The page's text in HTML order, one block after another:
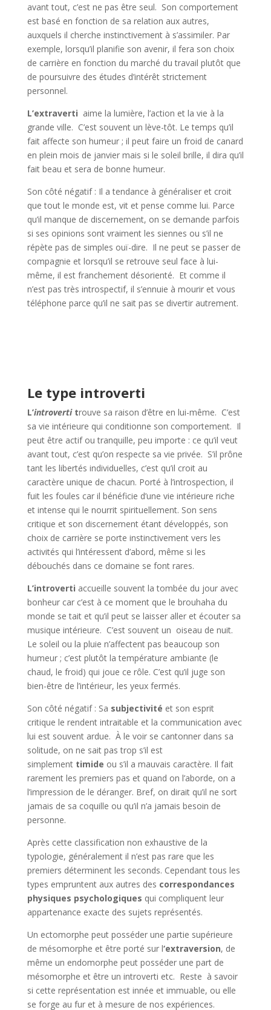
avant tout, c’est ne pas être seul. Son comportement
est basé en fonction de sa relation aux autres,
auxquels il cherche instinctivement à s’assimiler. Par
exemple, lorsqu’il planifie son avenir, il fera son choix
de carrière en fonction du marché du travail plutôt que
de poursuivre des études d’intérêt strictement
personnel.
L’extraverti aime la lumière, l’action et la vie à la
grande ville. C’est souvent un lève-tôt. Le temps qu’il
fait affecte son humeur ; il peut faire un froid de canard
en plein mois de janvier mais si le soleil brille, il dira qu’il
fait beau et sera de bonne humeur.
Son côté négatif : Il a tendance à généraliser et croit
que tout le monde est, vit et pense comme lui. Parce
qu’il manque de discernement, on se demande parfois
si ses opinions sont vraiment les siennes ou s’il ne
répète pas de simples ouï-dire. Il ne peut se passer de
compagnie et lorsqu’il se retrouve seul face à lui-
même, il est franchement désorienté. Et comme il
n’est pas très introspectif, il s’ennuie à mourir et vous
téléphone parce qu’il ne sait pas se divertir autrement.
Le type introverti
L’introvertitrouve sa raison d’être en lui-même. C’est
sa vie intérieure qui conditionne son comportement. Il
peut être actif ou tranquille, peu importe : ce qu’il veut
avant tout, c’est qu’on respecte sa vie privée. S’il prône
tant les libertés individuelles, c’est qu’il croit au
caractère unique de chacun. Porté à l’introspection, il
fuit les foules car il bénéficie d’une vie intérieure riche
et intense qui le nourrit spirituellement. Son sens
critique et son discernement étant développés, son
choix de carrière se porte instinctivement vers les
activités qui l’intéressent d’abord, même si les
débouchés dans ce domaine se font rares.
L’introverti accueille souvent la tombée du jour avec
bonheur car c’est à ce moment que le brouhaha du
monde se tait et qu’il peut se laisser aller et écouter sa
musique intérieure. C’est souvent un oiseau de nuit.
Le soleil ou la pluie n’affectent pas beaucoup son
humeur ; c’est plutôt la température ambiante (le
chaud, le froid) qui joue ce rôle. C’est qu’il juge son
bien-être de l’intérieur, les yeux fermés.
Son côté négatif : Sa subjectivité et son esprit
critique le rendent intraitable et la communication avec
lui est souvent ardue. À le voir se cantonner dans sa
solitude, on ne sait pas trop s’il est
simplement timide ou s’il a mauvais caractère. Il fait
rarement les premiers pas et quand on l’aborde, on a
l’impression de le déranger. Bref, on dirait qu’il ne sort
jamais de sa coquille ou qu’il n’a jamais besoin de
personne.
Après cette classification non exhaustive de la
typologie, généralement il n’est pas rare que les
premiers déterminent les seconds. Cependant tous les
types empruntent aux autres des correspondances
physiques psychologiques qui compliquent leur
appartenance exacte des sujets représentés.
Un ectomorphe peut posséder une partie supérieure
de mésomorphe et être porté sur l‘extraversion, de
même un endomorphe peut posséder une part de
mésomorphe et être un introverti etc. Reste à savoir
si cette représentation est innée et immuable, ou elle
se forge au fur et à mesure de nos expériences.